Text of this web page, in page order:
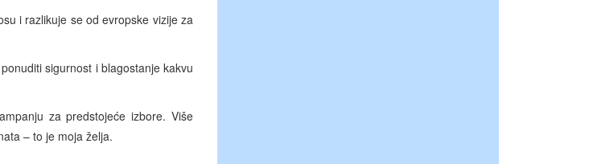
i razlikuje se od evropske vizije za
sigurnost i blagostanje kakvu
za predstojeće izbore. Više
– to je moja želja.